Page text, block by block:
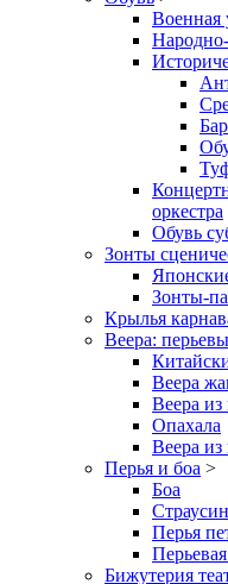
Военная
оркестра
Обувь
Зонты
Зонты-
Крылья
Веера:
Веера
Веера
Опахала
Веера из
Перья и боа >
Боа
Перья
Бижутерия